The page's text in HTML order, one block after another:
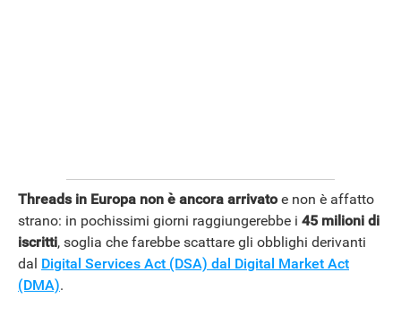
Threads in Europa non è ancora arrivatoe non è affatto
strano: in pochissimi giorni raggiungerebbe i 45 milioni di
iscritti, soglia che farebbe scattare gli obblighi derivanti
dal Digital Services Act (DSA) dal Digital Market Act
(DMA).